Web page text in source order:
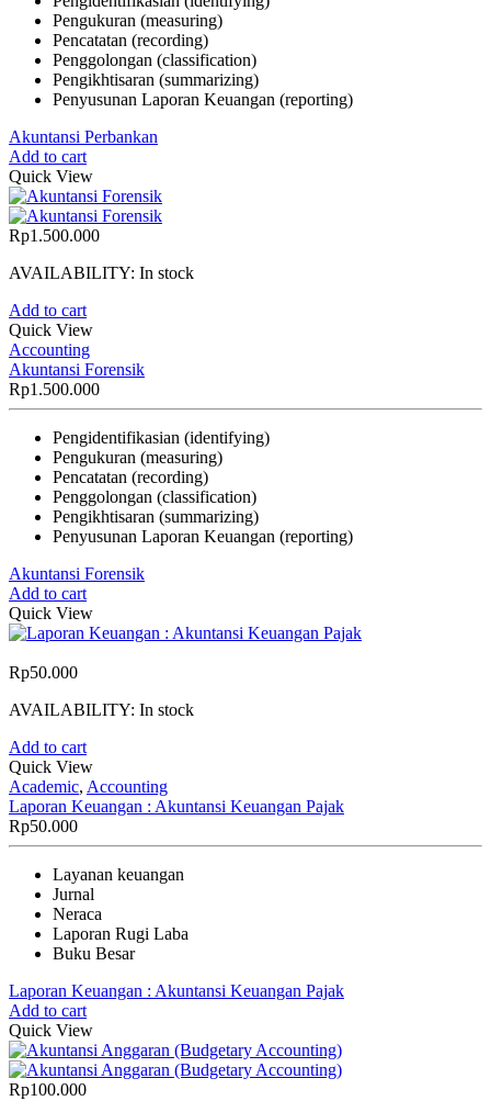
Pengukuran (measuring)
Pencatatan (recording)
Penggolongan (classification)
Pengikhtisaran (summarizing)
Penyusunan Laporan Keuangan (reporting)
Akuntansi Perbankan
Add to cart
Quick View
Rp1.500.000
AVAILABILITY: In stock
Add to cart
Quick View
Accounting
Akuntansi Forensik
Rp1.500.000
Pengidentifikasian (identifying)
Pengukuran (measuring)
Pencatatan (recording)
Penggolongan (classification)
Pengikhtisaran (summarizing)
Penyusunan Laporan Keuangan (reporting)
Akuntansi Forensik
Add to cart
Quick View
Rp50.000
AVAILABILITY: In stock
Add to cart
Quick View
Academic, Accounting
Laporan Keuangan : Akuntansi Keuangan Pajak
Rp50.000
Layanan keuangan
Jurnal
Neraca
Laporan Rugi Laba
Buku Besar
Laporan Keuangan : Akuntansi Keuangan Pajak
Add to cart
Quick View
Rp100.000